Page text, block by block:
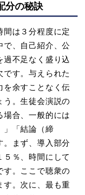
分の秘訣
間は３分程度に定
で、自己紹介、公
過不足なく盛り込
す。与えられた
を余すことなく伝
う。生徒会演説の
場合、一般的には
」「結論（締
。まず、導入部分
５％、時間にして
す。ここで聴衆の
す。次に、最も重